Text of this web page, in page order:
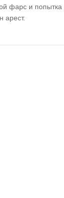
фарс и попытка
арест.